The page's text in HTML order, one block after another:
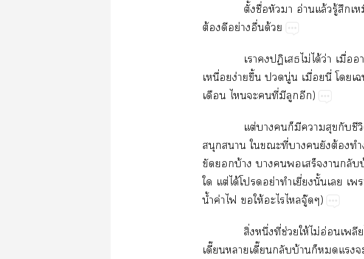
ตั้งชื่อหัวา อ่านแล้วรู้สึก
ต้องดีอย่างอื่นด้วย
เาปฏิเสธไม่ได้ว่า เมื่
เหนื่อยง่ายขึ้น นู่น เมื่อยนี่ โ
เดือน ไะคนที่มีลูกอีก)
แต่าก็มีาสุขกับชี
สนุกสนาน ใะที่ายังต้องท
ขัดยอกบ้าง าเสร็จากลับ
ใ แต่ได้โอย่าทำเยี่ยงนั้นเ เ
น้ำค่าไ ให้ะไไจู๊ดๆ)
สิ่งหนึ่งที่ช่วยให้ไม่อ่อนเพ
เดี๊ยนาเดี๊ยลับบ้านก็แ